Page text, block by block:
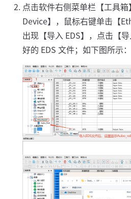
点击软件右侧菜单栏【工具
Device】，鼠标右键单击【
出现【导入 EDS】，点击【
好的 EDS 文件；如下图所示：